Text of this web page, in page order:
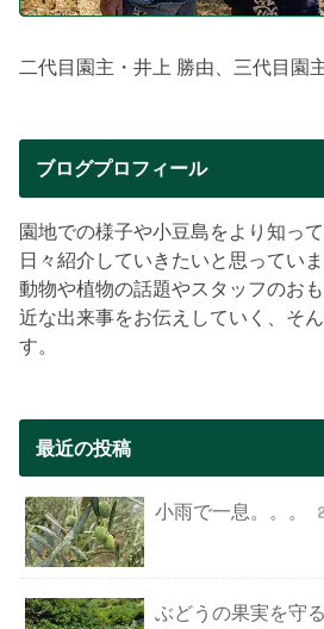
二代目園主・井上 勝由、三代目園
ブログプロフィール
園地での様子や小豆島をより知っ
日々紹介していきたいと思っていま
動物や植物の話題やスタッフのお
近な出来事をお伝えしていく、そ
す。
最近の投稿
小雨で一息。。。
ぶどうの果実を守